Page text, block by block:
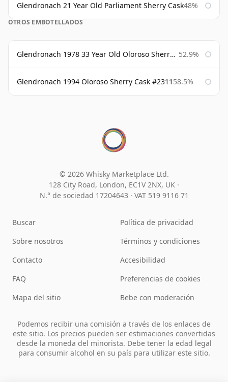
Glendronach 21 Year Old Parliament Sherry Cask48%
OTROS EMBOTELLADOS
Glendronach 1978 33 Year Old Oloroso Sherry Cask #1068 52.9%
Glendronach 1994 Oloroso Sherry Cask #2311 58.5%
© 2026 Whisky Marketplace Ltd.
128 City Road, London, EC1V 2NX, UK ·
N.° de sociedad 17204643 · VAT 519 9116 71
Buscar
Sobre nosotros
Contacto
FAQ
Mapa del sitio
Política de privacidad
Términos y condiciones
Accesibilidad
Preferencias de cookies
Bebe con moderación
Podemos recibir una comisión a través de los enlaces de
este sitio. Los precios pueden ser estimaciones convertidas
desde la moneda del minorista. Debe tener la edad legal
para consumir alcohol en su país para utilizar este sitio.